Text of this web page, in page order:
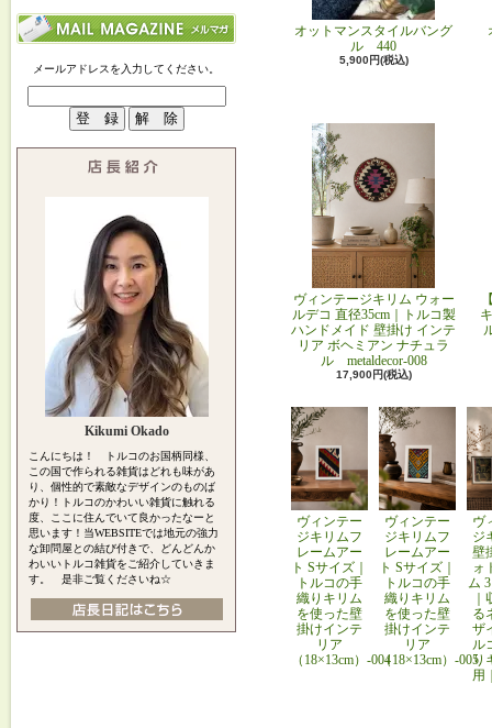
メールアドレスを入力してください。
Kikumi Okado
こんにちは！ トルコのお国柄同様、
この国で作られる雑貨はどれも味があ
り、個性的で素敵なデザインのものば
かり！トルコのかわいい雑貨に触れる
度、ここに住んでいて良かったなーと
思います！当WEBSITEでは地元の強力
な卸問屋との結び付きで、どんどんか
わいいトルコ雑貨をご紹介していきま
す。 是非ご覧くださいね☆
オットマンスタイルバング
ル 440
5,900円(税込)
ヴィンテージキリム ウォー
ルデコ 直径35cm｜トルコ製
ハンドメイド 壁掛け インテ
リア ボヘミアン ナチュラ
ル metaldecor-008
17,900円(税込)
ヴィンテー
ジキリムフ
レームアー
ト Sサイズ｜
トルコの手
織りキリム
を使った壁
掛けインテ
リア
（18×13cm）-004
ヴィンテー
ジキリムフ
レームアー
ト Sサイズ｜
トルコの手
織りキリム
を使った壁
掛けインテ
リア
（18×13cm）-005
ヴ
ジ
壁
ォ
ム
る
ザ
ル
り
用